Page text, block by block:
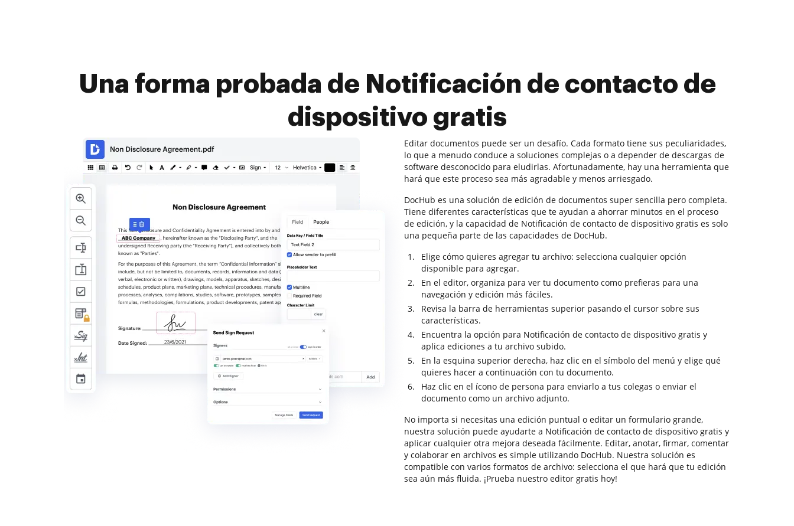
Una forma probada de Notificación de contacto de
dispositivo gratis
Editar documentos puede ser un desafío. Cada formato tiene sus peculiaridades,
lo que a menudo conduce a soluciones complejas o a depender de descargas de
software desconocido para eludirlas. Afortunadamente, hay una herramienta que
hará que este proceso sea más agradable y menos arriesgado.
DocHub es una solución de edición de documentos super sencilla pero completa.
Tiene diferentes características que te ayudan a ahorrar minutos en el proceso
de edición, y la capacidad de Notificación de contacto de dispositivo gratis es solo
una pequeña parte de las capacidades de DocHub.
Elige cómo quieres agregar tu archivo: selecciona cualquier opción
disponible para agregar.
En el editor, organiza para ver tu documento como prefieras para una
navegación y edición más fáciles.
Revisa la barra de herramientas superior pasando el cursor sobre sus
características.
Encuentra la opción para Notificación de contacto de dispositivo gratis y
aplica ediciones a tu archivo subido.
En la esquina superior derecha, haz clic en el símbolo del menú y elige qué
quieres hacer a continuación con tu documento.
Haz clic en el ícono de persona para enviarlo a tus colegas o enviar el
documento como un archivo adjunto.
No importa si necesitas una edición puntual o editar un formulario grande,
nuestra solución puede ayudarte a Notificación de contacto de dispositivo gratis y
aplicar cualquier otra mejora deseada fácilmente. Editar, anotar, firmar, comentar
y colaborar en archivos es simple utilizando DocHub. Nuestra solución es
compatible con varios formatos de archivo: selecciona el que hará que tu edición
sea aún más fluida. ¡Prueba nuestro editor gratis hoy!